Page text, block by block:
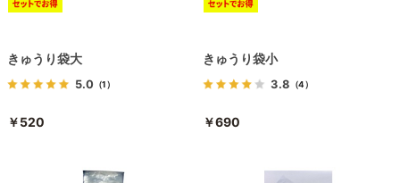
きゅうり袋大
5.0 （1）
￥520
きゅうり袋小
3.8 （4）
￥690